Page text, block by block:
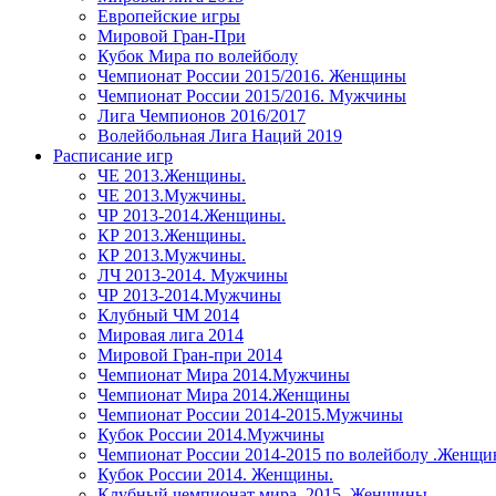
Европейские игры
Мировой Гран-При
Кубок Мира по волейболу
Чемпионат России 2015/2016. Женщины
Чемпионат России 2015/2016. Мужчины
Лига Чемпионов 2016/2017
Волейбольная Лига Наций 2019
Расписание игр
ЧЕ 2013.Женщины.
ЧЕ 2013.Мужчины.
ЧР 2013-2014.Женщины.
КР 2013.Женщины.
КР 2013.Мужчины.
ЛЧ 2013-2014. Мужчины
ЧР 2013-2014.Мужчины
Клубный ЧМ 2014
Мировая лига 2014
Мировой Гран-при 2014
Чемпионат Мира 2014.Мужчины
Чемпионат Мира 2014.Женщины
Чемпионат России 2014-2015.Мужчины
Кубок России 2014.Мужчины
Чемпионат России 2014-2015 по волейболу
Кубок России 2014. Женщины.